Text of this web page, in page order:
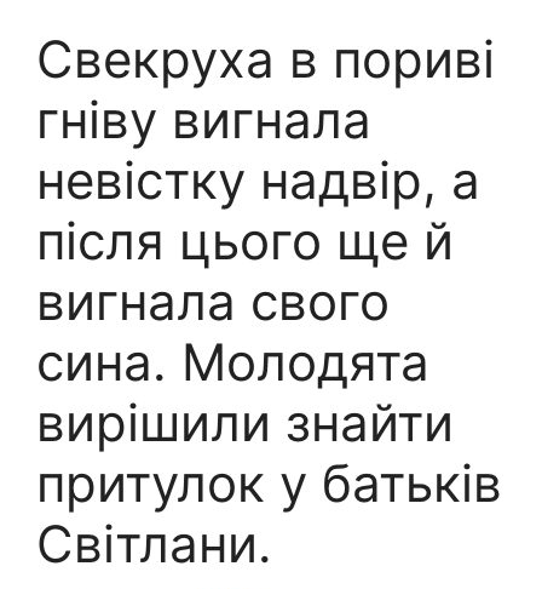
Свекруха в пориві
гніву вигнала
невістку надвір, а
після цього ще й
вигнала свого
сина. Молодята
вирішили знайти
притулок у батьків
Світлани.